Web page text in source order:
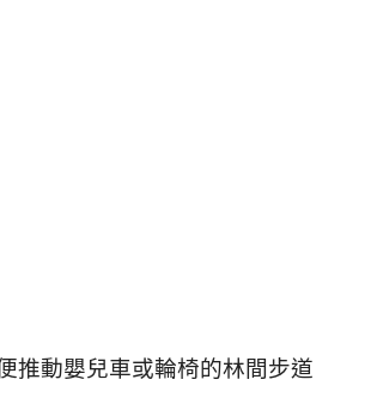
推動嬰兒車或輪椅的林間步道